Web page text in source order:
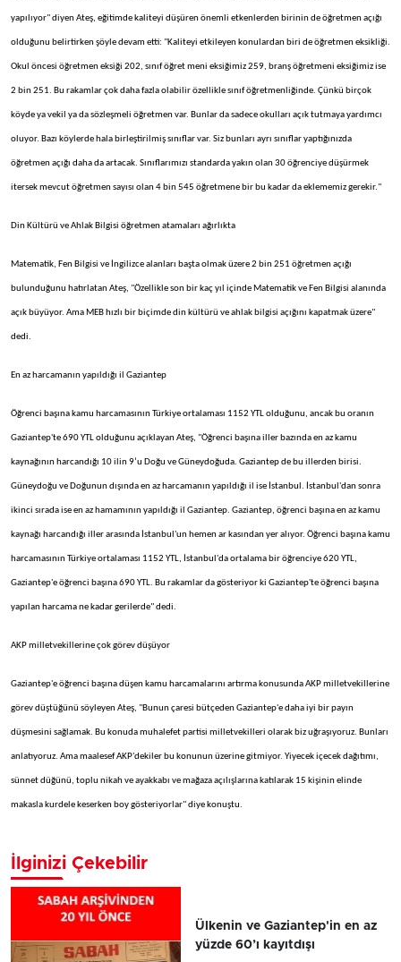
yapılıyor" diyen Ateş, eğitimde kaliteyi düşüren önemli etkenlerden birinin de öğretmen açığı
olduğunu belirtirken şöyle devam etti: "Kaliteyi etkileyen konulardan biri de öğretmen eksikliği.
Okul öncesi öğretmen eksiği 202, sınıf öğret meni eksiğimiz 259, branş öğretmeni eksiğimiz ise
2 bin 251. Bu rakamlar çok daha fazla olabilir özellikle sınıf öğretmenliğinde. Çünkü birçok
köyde ya vekil ya da sözleşmeli öğretmen var. Bunlar da sadece okulları açık tutmaya yardımcı
oluyor. Bazı köylerde hala birleştirilmiş sınıflar var. Siz bunları ayrı sınıflar yaptığınızda
öğretmen açığı daha da artacak. Sınıflarımızı standarda yakın olan 30 öğrenciye düşürmek
itersek mevcut öğretmen sayısı olan 4 bin 545 öğretmene bir bu kadar da eklememiz gerekir."
Din Kültürü ve Ahlak Bilgisi öğretmen atamaları ağırlıkta
Matematik, Fen Bilgisi ve İngilizce alanları başta olmak üzere 2 bin 251 öğretmen açığı
bulunduğunu hatırlatan Ateş, "Özellikle son bir kaç yıl içinde Matematik ve Fen Bilgisi alanında
açık büyüyor. Ama MEB hızlı bir biçimde din kültürü ve ahlak bilgisi açığını kapatmak üzere"
dedi.
En az harcamanın yapıldığı il Gaziantep
Öğrenci başına kamu harcamasının Türkiye ortalaması 1152 YTL olduğunu, ancak bu oranın
Gaziantep'te 690 YTL olduğunu açıklayan Ateş, "Öğrenci başına iller bazında en az kamu
kaynağının harcandığı 10 ilin 9’u Doğu ve Güneydoğuda. Gaziantep de bu illerden birisi.
Güneydoğu ve Doğunun dışında en az harcamanın yapıldığı il ise İstanbul. İstanbul'dan sonra
ikinci sırada ise en az hamamının yapıldığı il Gaziantep. Gaziantep, öğrenci başına en az kamu
kaynağı harcandığı iller arasında İstanbul'un hemen ar kasından yer alıyor. Öğrenci başına kamu
harcamasının Türkiye ortalaması 1152 YTL, İstanbul'da ortalama bir öğrenciye 620 YTL,
Gaziantep'e öğrenci başına 690 YTL. Bu rakamlar da gösteriyor ki Gaziantep'te öğrenci başına
yapılan harcama ne kadar gerilerde" dedi.
AKP milletvekillerine çok görev düşüyor
Gaziantep'e öğrenci başına düşen kamu harcamalarını artırma konusunda AKP milletvekillerine
görev düştüğünü söyleyen Ateş, "Bunun çaresi bütçeden Gaziantep'e daha iyi bir payın
düşmesini sağlamak. Bu konuda muhalefet partisi milletvekilleri olarak biz uğraşıyoruz. Bunları
anlatıyoruz. Ama maalesef AKP'dekiler bu konunun üzerine gitmiyor. Yiyecek içecek dağıtımı,
sünnet düğünü, toplu nikah ve ayakkabı ve mağaza açılışlarına katılarak 15 kişinin elinde
makasla kurdele keserken boy gösteriyorlar" diye konuştu.
İlginizi Çekebilir
Ülkenin ve Gaziantep'in en az
yüzde 60’ı kayıtdışı